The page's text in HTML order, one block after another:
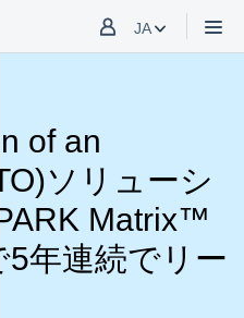
JA
of an
ソリューシ
Matrix™
年連続でリー